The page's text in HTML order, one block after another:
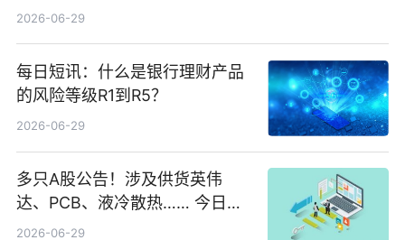
2026-06-29
每日短讯：什么是银行理财产品
的风险等级R1到R5？
2026-06-29
多只A股公告！涉及供货英伟
达、PCB、液冷散热…… 今日快
讯
2026-06-29